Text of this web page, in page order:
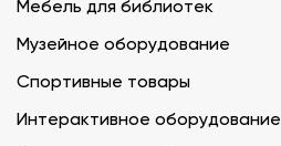
Мебель для библиотек
Музейное оборудование
Спортивные товары
Интерактивное оборудование